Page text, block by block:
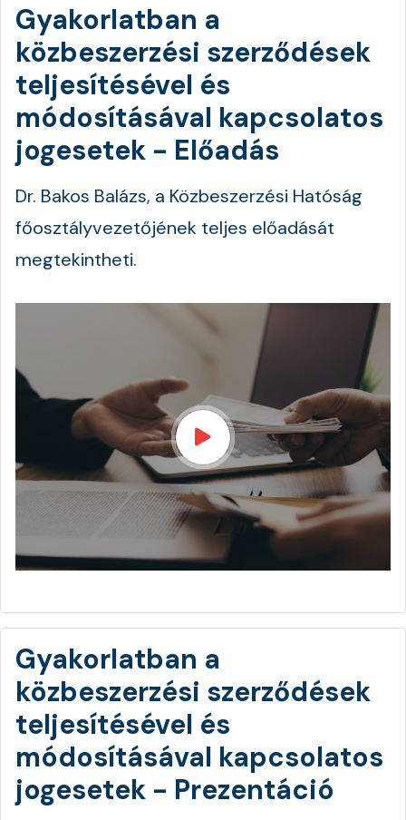
Gyakorlatban a
közbeszerzési szerződések
teljesítésével és
módosításával kapcsolatos
jogesetek - Előadás
Dr. Bakos Balázs, a Közbeszerzési Hatóság
főosztályvezetőjének teljes előadását
megtekintheti.
Gyakorlatban a
közbeszerzési szerződések
teljesítésével és
módosításával kapcsolatos
jogesetek - Prezentáció